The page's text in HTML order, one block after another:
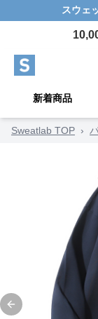
スウェ
新着商品
Sweatlab TOP ›
Previous slide